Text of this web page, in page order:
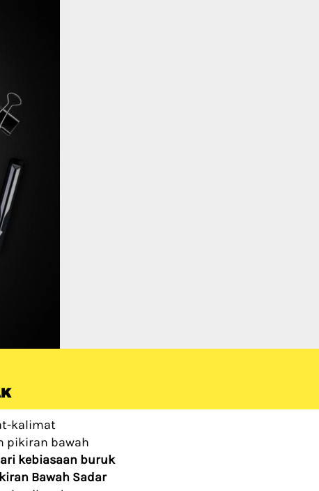
kalimat
pikiran bawah
lepas dari kebiasaan buruk
Bawah Sadar